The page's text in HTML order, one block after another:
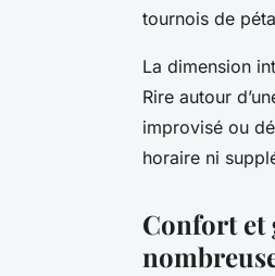
tournois de
La dimension
Rire autour
improvisé ou
horaire ni
Confort et